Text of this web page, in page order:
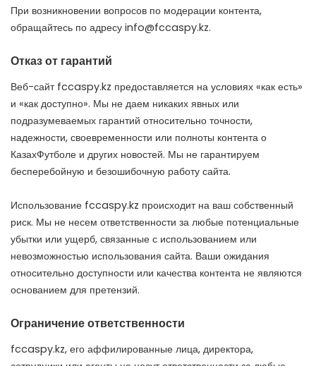
При возникновении вопросов по модерации контента,
обращайтесь по адресу info@fccaspy.kz.
Отказ от гарантий
Веб-сайт fccaspy.kz предоставляется на условиях «как есть»
и «как доступно». Мы не даем никаких явных или
подразумеваемых гарантий относительно точности,
надежности, своевременности или полноты контента о
КазахФутболе и других новостей. Мы не гарантируем
бесперебойную и безошибочную работу сайта.
Использование fccaspy.kz происходит на ваш собственный
риск. Мы не несем ответственности за любые потенциальные
убытки или ущерб, связанные с использованием или
невозможностью использования сайта. Ваши ожидания
относительно доступности или качества контента не являются
основанием для претензий.
Ограничение ответственности
fccaspy.kz, его аффилированные лица, директора,